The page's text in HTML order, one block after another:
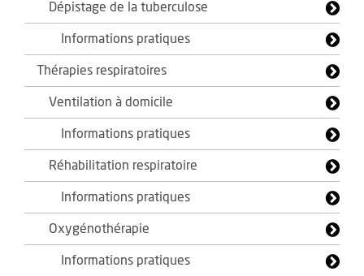
Dépistage de la tuberculose
Informations pratiques
Thérapies respiratoires
Ventilation à domicile
Informations pratiques
Réhabilitation respiratoire
Informations pratiques
Oxygénothérapie
Informations pratiques